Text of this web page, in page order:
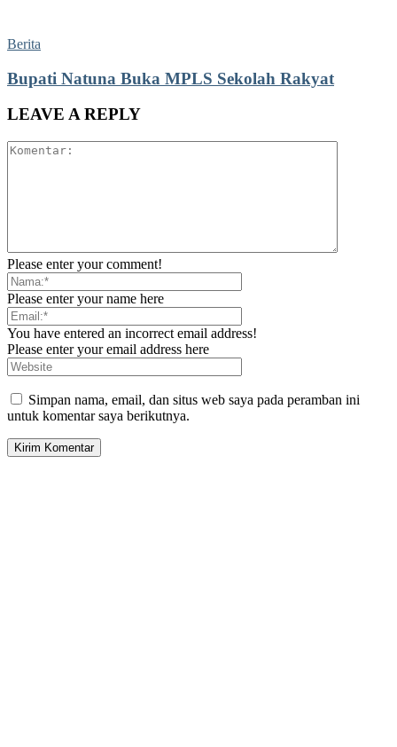
Berita
Bupati Natuna Buka MPLS Sekolah Rakyat
LEAVE A REPLY
Please enter your comment!
Please enter your name here
You have entered an incorrect email address!
Please enter your email address here
Simpan nama, email, dan situs web saya pada peramban ini
untuk komentar saya berikutnya.